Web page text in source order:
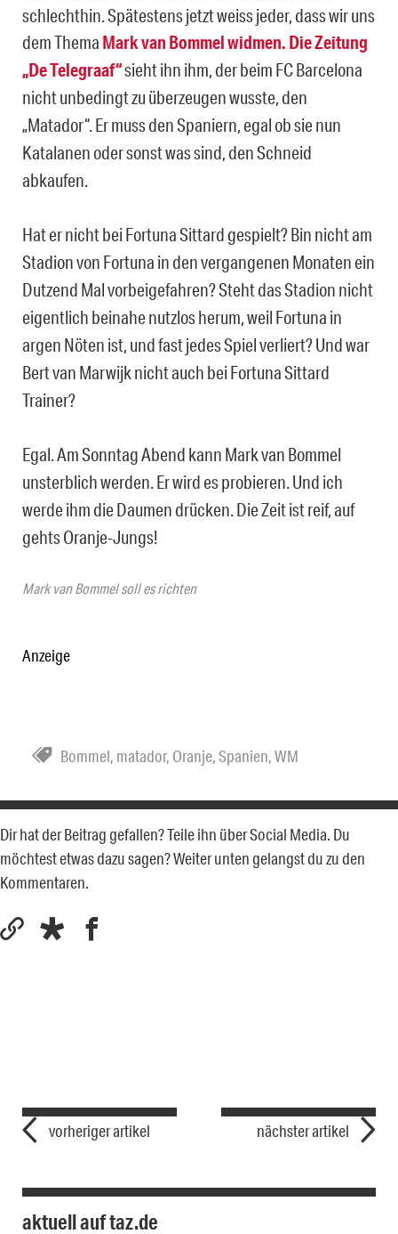
Mark van Bommel soll es richten
schlechthin. Spätestens jetzt weiss jeder, dass wir uns
dem Thema Mark van Bommel widmen. Die Zeitung
„De Telegraaf“sieht ihn ihm, der beim FC Barcelona
nicht unbedingt zu überzeugen wusste, den
„Matador“. Er muss den Spaniern, egal ob sie nun
Katalanen oder sonst was sind, den Schneid
abkaufen.
Hat er nicht bei Fortuna Sittard gespielt? Bin nicht am
Stadion von Fortuna in den vergangenen Monaten ein
Dutzend Mal vorbeigefahren? Steht das Stadion nicht
eigentlich beinahe nutzlos herum, weil Fortuna in
argen Nöten ist, und fast jedes Spiel verliert? Und war
Bert van Marwijk nicht auch bei Fortuna Sittard
Trainer?
Egal. Am Sonntag Abend kann Mark van Bommel
unsterblich werden. Er wird es probieren. Und ich
werde ihm die Daumen drücken. Die Zeit ist reif, auf
gehts Oranje-Jungs!
Anzeige
Bommel, matador, Oranje,Spanien,WM
Dir hat der Beitrag gefallen? Teile ihn über Social Media. Du
möchtest etwas dazu sagen? Weiter unten gelangst du zu den
Kommentaren.
vorheriger artikel nächster artikel
aktuell auf taz.de